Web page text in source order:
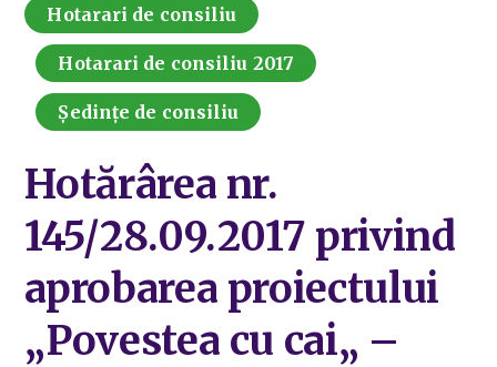
Hotarari de consiliu
Hotarari de consiliu 2017
Ședințe de consiliu
Hotărârea nr.
145/28.09.2017 privind
aprobarea proiectului
„Povestea cu cai„ –